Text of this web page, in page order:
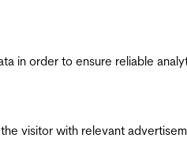
in order to ensure reliable
visitor with relevant